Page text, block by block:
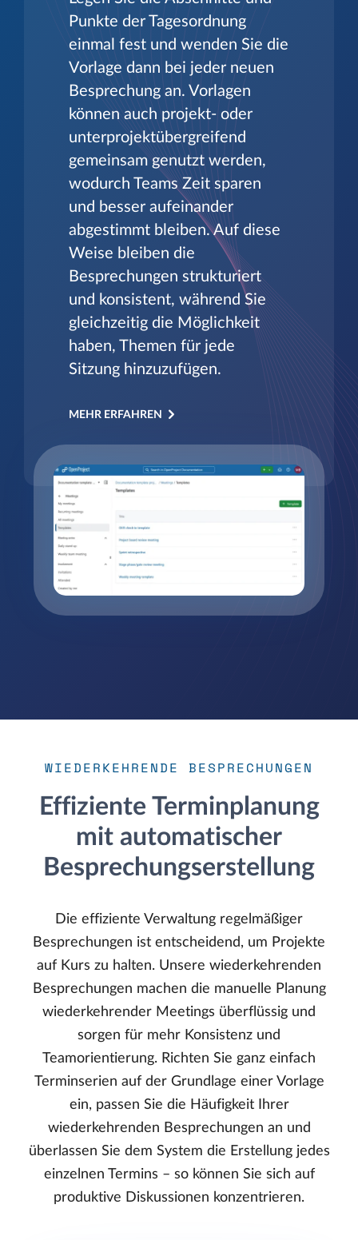
Punkte der Tagesordnung
einmal fest und wenden Sie die
Vorlage dann bei jeder neuen
Besprechung an. Vorlagen
können auch projekt- oder
unterprojektübergreifend
gemeinsam genutzt werden,
wodurch Teams Zeit sparen
und besser aufeinander
abgestimmt bleiben. Auf diese
Weise bleiben die
Besprechungen strukturiert
und konsistent, während Sie
gleichzeitig die Möglichkeit
haben, Themen für jede
Sitzung hinzuzufügen.
MEHR ERFAHREN
WIEDERKEHRENDE BESPRECHUNGEN
Effiziente Terminplanung
mit automatischer
Besprechungserstellung
Die effiziente Verwaltung regelmäßiger
Besprechungen ist entscheidend, um Projekte
auf Kurs zu halten. Unsere wiederkehrenden
Besprechungen machen die manuelle Planung
wiederkehrender Meetings überflüssig und
sorgen für mehr Konsistenz und
Teamorientierung. Richten Sie ganz einfach
Terminserien auf der Grundlage einer Vorlage
ein, passen Sie die Häufigkeit Ihrer
wiederkehrenden Besprechungen an und
überlassen Sie dem System die Erstellung jedes
einzelnen Termins – so können Sie sich auf
produktive Diskussionen konzentrieren.